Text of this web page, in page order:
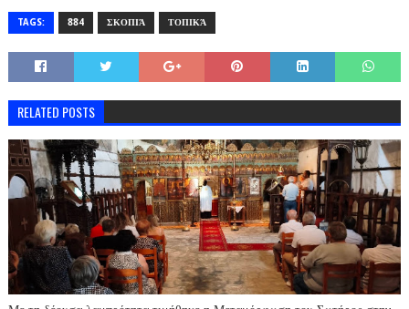
TAGS: 884 ΣΚΟΠΙΆ ΤΟΠΙΚΆ
RELATED POSTS